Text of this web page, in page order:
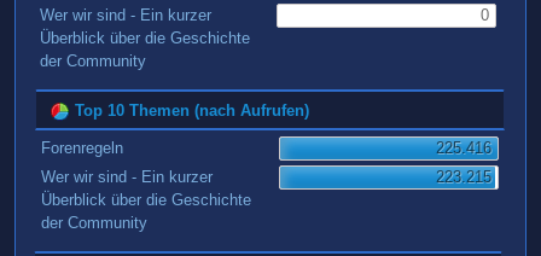
Wer wir sind - Ein kurzer
Überblick über die Geschichte
der Community
0
Top 10 Themen (nach Aufrufen)
Forenregeln
225.416
Wer wir sind - Ein kurzer
Überblick über die Geschichte
der Community
223.215